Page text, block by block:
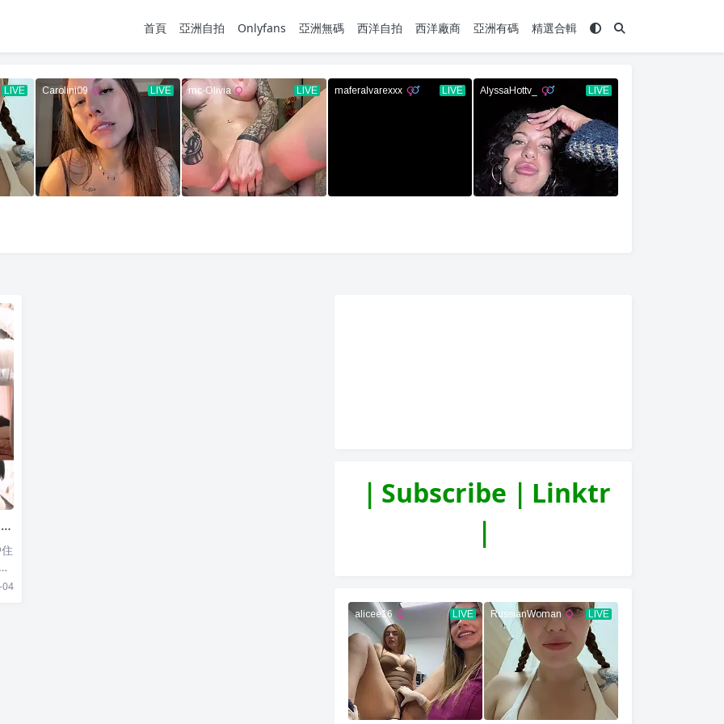
首頁 亞洲自拍 Onlyfans 亞洲無碼 西洋自拍 西洋廠商 亞洲有碼 精選合輯
｜Subscribe｜Linktr
｜